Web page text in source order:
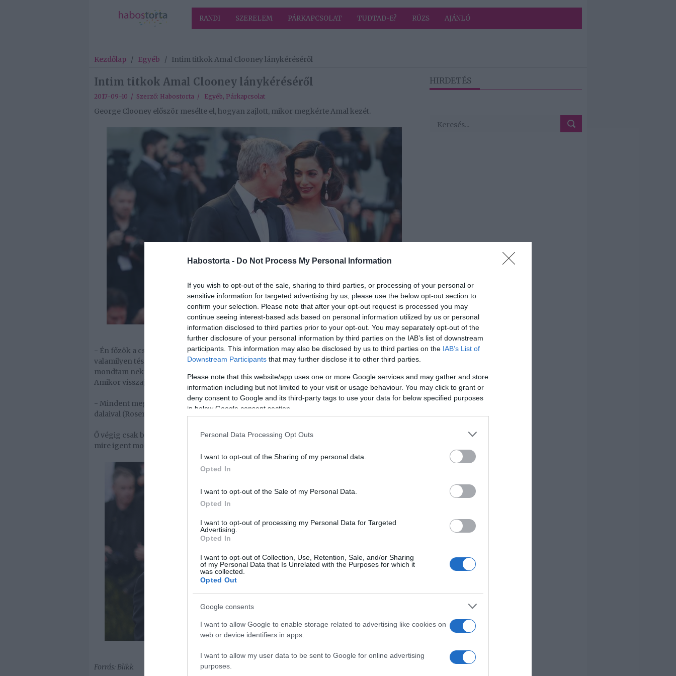
Habostorta - Do Not Process My Personal Information
If you wish to opt-out of the sale, sharing to third parties, or processing of your personal or
sensitive information for targeted advertising by us, please use the below opt-out section to
confirm your selection. Please note that after your opt-out request is processed you may
continue seeing interest-based ads based on personal information utilized by us or personal
information disclosed to third parties prior to your opt-out. You may separately opt-out of the
further disclosure of your personal information by third parties on the IAB’s list of downstream
participants. This information may also be disclosed by us to third parties on the IAB’s List of
Downstream Participants that may further disclose it to other third parties.
Please note that this website/app uses one or more Google services and may gather and store
information including but not limited to your visit or usage behaviour. You may click to grant or
deny consent to Google and its third-party tags to use your data for below specified purposes
in below Google consent section.
Personal Data Processing Opt Outs
I want to opt-out of the Sharing of my personal data.
Opted In
I want to opt-out of the Sale of my Personal Data.
Opted In
I want to opt-out of processing my Personal Data for Targeted
Advertising.
Opted In
I want to opt-out of Collection, Use, Retention, Sale, and/or Sharing
of my Personal Data that Is Unrelated with the Purposes for which it
was collected.
Opted Out
Google consents
I want to allow Google to enable storage related to advertising like cookies on
web or device identifiers in apps.
I want to allow my user data to be sent to Google for online advertising
purposes.
RANDI SZERELEM PÁRKAPCSOLAT TUDTAD-E? RÚZS AJÁNLÓ
Kezdőlap / Egyéb / Intim titkok Amal Clooney lánykéréséről
Intim titkok Amal Clooney lánykéréséről
2017-09-10 / Szerző: Habostorta / Egyéb, Párkapcsolat
George Clooney először mesélte el, hogyan zajlott, mikor megkérte Amal kezét.
- Én főzök a családban. Higyj nekem, Amal foglalni szokott az éttermekben. Készítettem
valamilyen tésztát, aztán kinyitottunk egy pezsgőt. Majd még egyet a vacsora után, és
mondtam neki, hogy van egy öngyújtó a fiókban, amivel meg tudjuk gyújtani a gyertyát.
Amikor visszajött, elővettem a gyűrűt - kezdte George.
- Mindent megcsináltam, amit ilyenkor kell, letérdeltem és lejátszottam egy listát Rosemary
dalaival (Rosemary Clooney énekesnő a sztár nagymamája volt - a szerk.)
Ő végig csak bámult a gyűrűre, és azt mondta "Istenem". Húsz percig kellett térdelnem,
mire igent mondott, mert annyira lesokkolta a dolog - mesélte a színész.
Forrás: Blikk
HIRDETÉS